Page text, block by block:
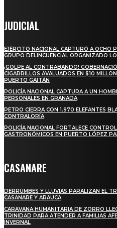
JUDICIAL
EJÉRCITO NACIONAL CAPTURÓ A OCHO
GRUPO DELINCUENCIAL ORGANIZADO
¡GOLPE AL CONTRABANDO!
CIGARRILLOS AVALUADOS EN $10
PUERTO GAITÁN
POLICÍA NACIONAL CAPTURA A UN
PERSONALES EN GRANADA
PETRO CIERRA CON 1.970 ELEFANTES
CONTRALORÍA
POLICÍA NACIONAL FORTALECE
GASTRONÓMICOS EN PUERTO LÓPEZ
CASANARE
DERRUMBES Y LLUVIAS PARALIZAN EL
CASANARE Y ARAUCA
CARAVANA HUMANITARIA DE ZORRO
TRINIDAD PARA ATENDER A FAMILIAS
INVERNAL